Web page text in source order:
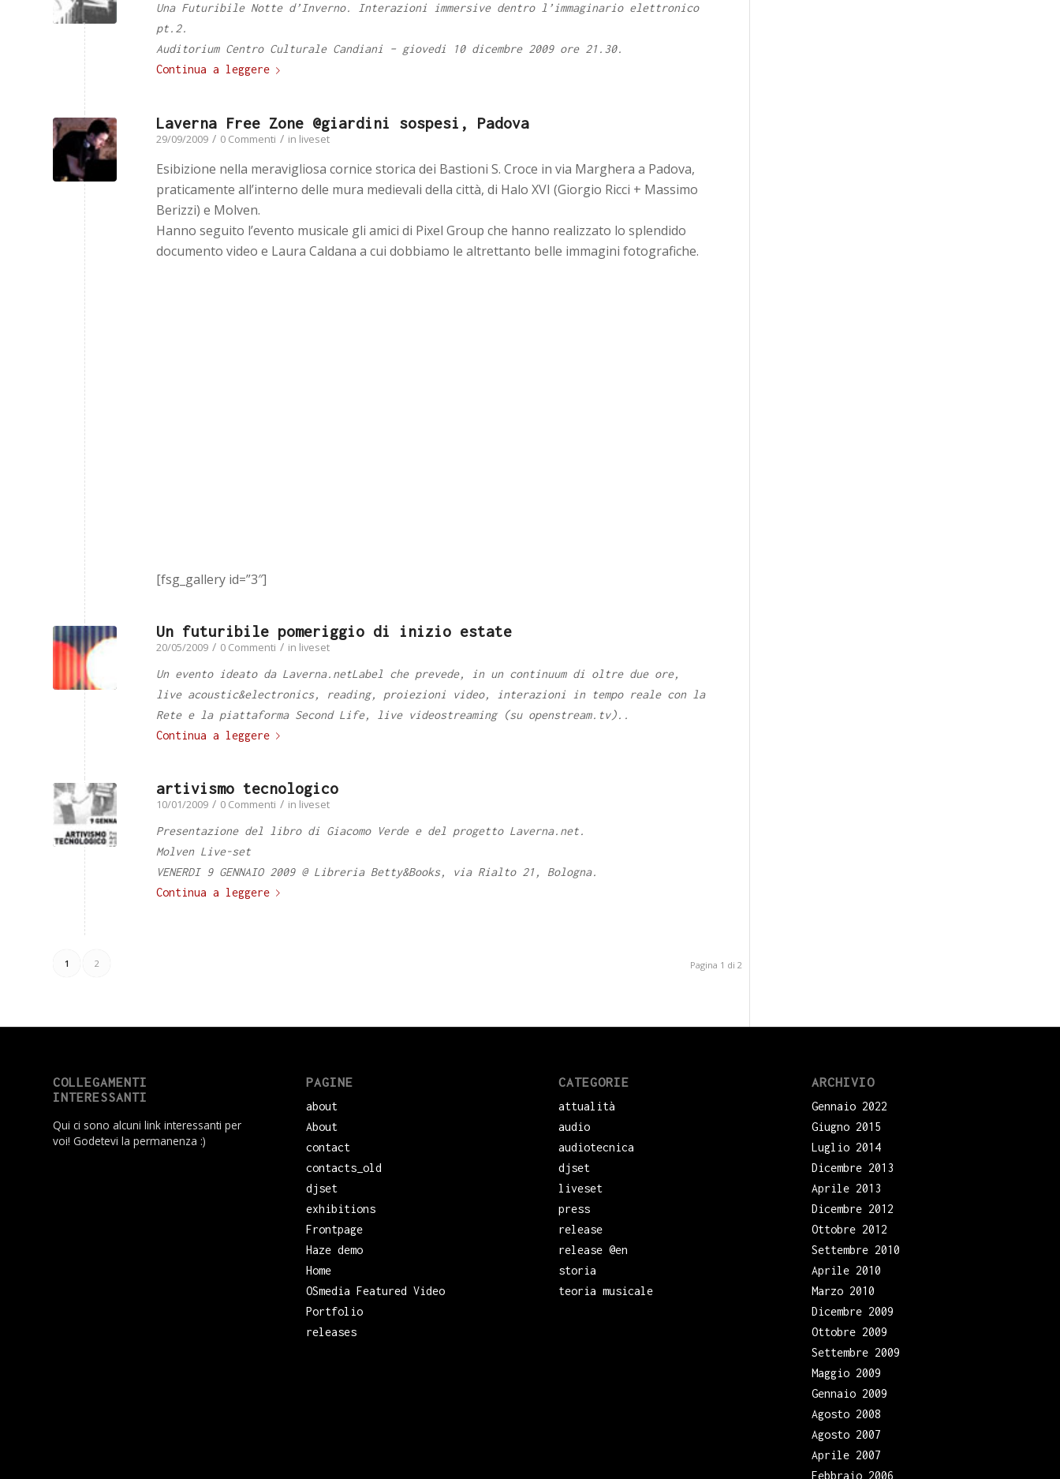
Una Futuribile Notte d’Inverno. Interazioni immersive dentro l’immaginario elettronico
pt.2.
Auditorium Centro Culturale Candiani – giovedi 10 dicembre 2009 ore 21.30.
Continua a leggere
Laverna Free Zone @giardini sospesi, Padova
29/09/2009 / 0 Commenti / in liveset
Esibizione nella meravigliosa cornice storica dei Bastioni S. Croce in via Marghera a Padova,
praticamente all’interno delle mura medievali della città, di Halo XVI (Giorgio Ricci + Massimo
Berizzi) e Molven.
Hanno seguito l’evento musicale gli amici di Pixel Group che hanno realizzato lo splendido
documento video e Laura Caldana a cui dobbiamo le altrettanto belle immagini fotografiche.
[fsg_gallery id=”3″]
Un futuribile pomeriggio di inizio estate
20/05/2009 / 0 Commenti / in liveset
Un evento ideato da Laverna.netLabel che prevede, in un continuum di oltre due ore,
live acoustic&electronics, reading, proiezioni video, interazioni in tempo reale con la
Rete e la piattaforma Second Life, live videostreaming (su openstream.tv)..
Continua a leggere
artivismo tecnologico
10/01/2009 / 0 Commenti / in liveset
Presentazione del libro di Giacomo Verde e del progetto Laverna.net.
Molven Live-set
VENERDI 9 GENNAIO 2009 @ Libreria Betty&Books, via Rialto 21, Bologna.
Continua a leggere
Pagina 1 di 2
1 2
COLLEGAMENTI
INTERESSANTI
Qui ci sono alcuni link interessanti per
voi! Godetevi la permanenza :)
PAGINE
about
About
contact
contacts_old
djset
exhibitions
Frontpage
Haze demo
Home
OSmedia Featured Video
Portfolio
releases
CATEGORIE
attualità
audio
audiotecnica
djset
liveset
press
release
release @en
storia
teoria musicale
ARCHIVIO
Gennaio 2022
Giugno 2015
Luglio 2014
Dicembre 2013
Aprile 2013
Dicembre 2012
Ottobre 2012
Settembre 2010
Aprile 2010
Marzo 2010
Dicembre 2009
Ottobre 2009
Settembre 2009
Maggio 2009
Gennaio 2009
Agosto 2008
Agosto 2007
Aprile 2007
Febbraio 2006